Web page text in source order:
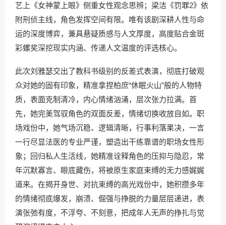
艺上《女神蒙上眼》侧重女性观念思辨；梁洁《罚罪2》依
附刑侦主线，角色发挥空间有限。唯有该剧深耕人性与命
运的深度博弈，兼具悬疑质感与人文厚度，高度贴合金斑
彩螺奖深挖现实内涵、传递人文温度的评选核心。
此次刘雅瑟交出了教科书级别的反差式表演，彻底打破观
众对她的固有印象，精准拿捏柏庶“休眠火山”般的人物特
质，表面克制清冷，内心情绪汹涌，层次张力拉满。首
先，她完美驾驭角色的双面反差，情绪切换收放自如。职
场戏份中，她气场沉稳、逻辑清晰，行事利落果决，一言
一行尽显法医的专业严谨，塑造出干练靠谱的职场女性形
象；回归私人生活线，她精准诠释角色的压抑与隐忍，常
年沉默寡言、眼底藏伤，将被原生家庭束缚的无力感娓娓
道来。在揭开身世、对抗束缚的高光戏份中，她积攒多年
的情绪彻底爆发，崩溃、倔强与挣脱的力量层层递进，表
演张弛有度，不浮夸、不刻意，把成年人无声的挣扎与觉